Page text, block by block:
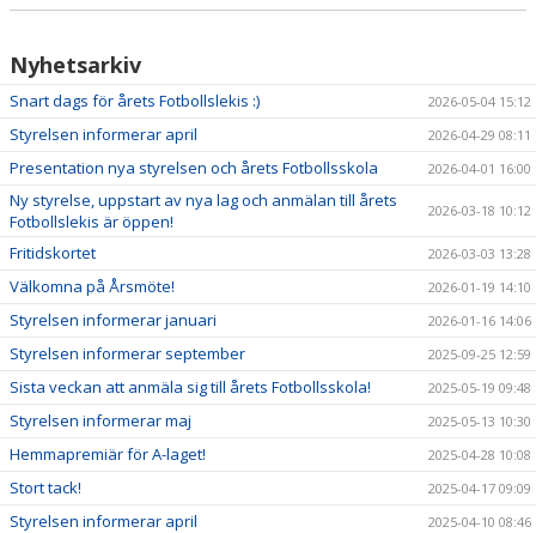
Nyhetsarkiv
Snart dags för årets Fotbollslekis :) 2026-05-04 15:12
Styrelsen informerar april 2026-04-29 08:11
Presentation nya styrelsen och årets Fotbollsskola 2026-04-01 16:00
Ny styrelse, uppstart av nya lag och anmälan till årets
Fotbollslekis är öppen!
2026-03-18 10:12
Fritidskortet 2026-03-03 13:28
Välkomna på Årsmöte! 2026-01-19 14:10
Styrelsen informerar januari 2026-01-16 14:06
Styrelsen informerar september 2025-09-25 12:59
Sista veckan att anmäla sig till årets Fotbollsskola! 2025-05-19 09:48
Styrelsen informerar maj 2025-05-13 10:30
Hemmapremiär för A-laget! 2025-04-28 10:08
Stort tack! 2025-04-17 09:09
Styrelsen informerar april 2025-04-10 08:46